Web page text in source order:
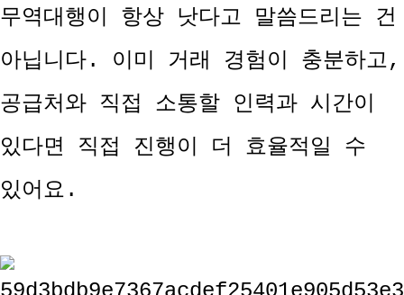
무역대행이 항상 낫다고 말씀드리는 건
아닙니다. 이미 거래 경험이 충분하고,
공급처와 직접 소통할 인력과 시간이
있다면 직접 진행이 더 효율적일 수
있어요.